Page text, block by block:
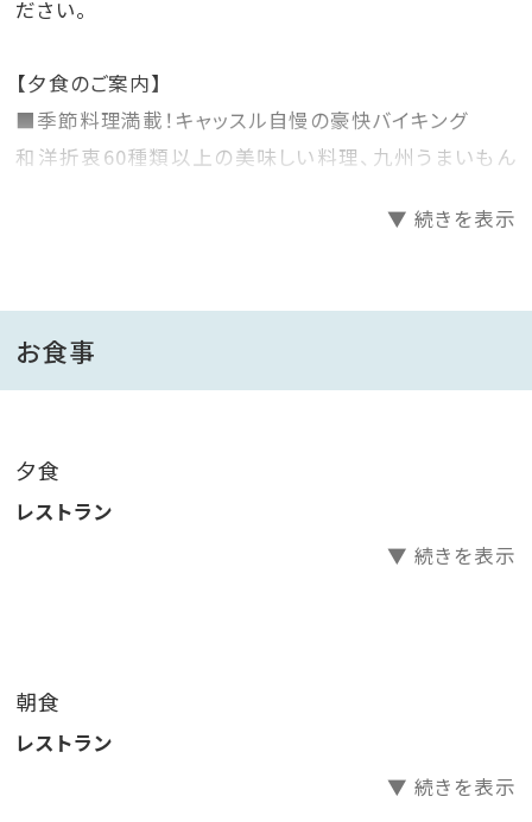
ださい。
【夕食のご案内】
■季節料理満載！キャッスル自慢の豪快バイキング
和洋折衷60種類以上の美味しい料理、九州うまいもん
大好評の「九州の味」は、鹿児島の郷土料理に鹿児島名
霧島名物の黒豚しゃぶしゃぶは、ニ種の部位を食べ比
べ！
食材事情により、お料理が一部変更になる場合がござ
います。
※諸事情により懐石料理となる場合がございます。
芋焼酎「黒霧島」をはじめ、米・麦バラエティ溢れる焼酎
コーナーに生ビールやワイン、酎ハイ、日本酒、梅酒にソ
▼ 続きを表示
お食事
夕食
レストラン
▼ 続きを表示
朝食
レストラン
▼ 続きを表示